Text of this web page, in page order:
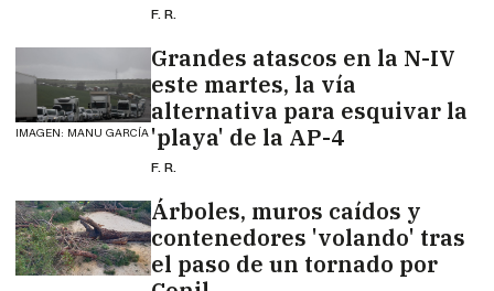
F. R.
IMAGEN: MANU GARCÍA
Grandes atascos en la N-IV
este martes, la vía
alternativa para esquivar la
'playa' de la AP-4
F. R.
Árboles, muros caídos y
contenedores 'volando' tras
el paso de un tornado por